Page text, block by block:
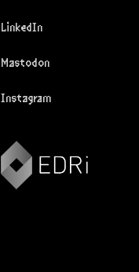
LinkedIn
Mastodon
Instagram